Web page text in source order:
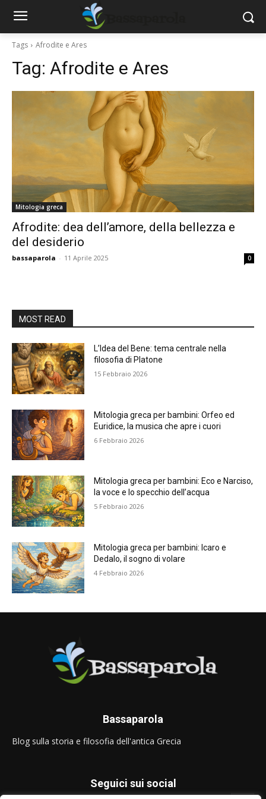
Tags Afrodite e Ares
Tag: Afrodite e Ares
Mitologia greca
Afrodite: dea dell’amore, della bellezza e
del desiderio
bassaparola - 11 Aprile 2025 0
MOST READ
L’Idea del Bene: tema centrale nella
filosofia di Platone
15 Febbraio 2026
Mitologia greca per bambini: Orfeo ed
Euridice, la musica che apre i cuori
6 Febbraio 2026
Mitologia greca per bambini: Eco e Narciso,
la voce e lo specchio dell’acqua
5 Febbraio 2026
Mitologia greca per bambini: Icaro e
Dedalo, il sogno di volare
4 Febbraio 2026
Bassaparola
Blog sulla storia e filosofia dell'antica Grecia
Seguici sui social